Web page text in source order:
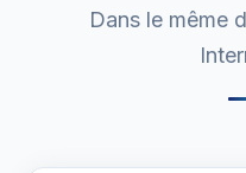
Dans le même